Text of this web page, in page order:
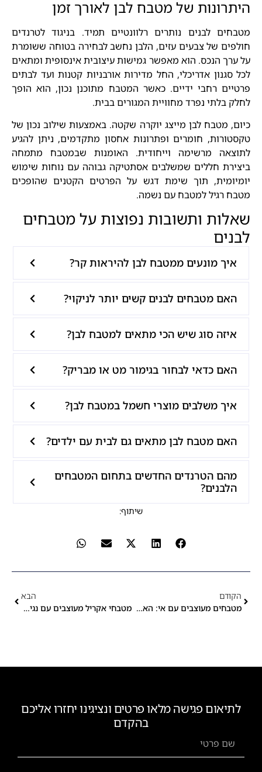
היתרונות של מטבח לבן לאורך זמן
מטבחים לבנים נותרים רלוונטיים תמיד. בניגוד לטרנדים
חולפים של צבעים עזים, הלבן נחשב לבחירה בטוחה ששומרת
על ערך הנכס. הוא מאפשר גמישות עיצובית אינסופית ומתאים
לכל סגנון אדריכלי, החל מדירות אורבניות קטנות ועד לבתים
פרטיים רחבי ידיים. כאשר המטבח מתוכנן נכון, הוא הופך
לחלק בלתי נפרד מחוויית המגורים בבית.
כיום, מטבח לבן מייצג יוקרה שקטה. באמצעות שילוב נכון של
טקסטורות, חומרים ופתרונות אחסון מתקדמים, ניתן להגיע
לתוצאה מרשימה וייחודית. האומנות שבמטבח מתמחה
ביצירת חללים שמשלבים אסתטיקה גבוהה עם נוחות שימוש
יומיומית, תוך שימת דגש על הפרטים הקטנים שהופכים
מטבח רגיל למטבח עם נשמה.
שאלות ותשובות נפוצות על מטבחים
לבנים
איך מונעים ממטבח לבן להיראות קר?
האם מטבחים לבנים קשים יותר לניקוי?
איזה סוג שיש הכי מתאים למטבח לבן?
האם כדאי לבחור בגימור מט או מבריק?
איך משלבים מוצרי חשמל במטבח לבן?
האם מטבח לבן מתאים גם לבית עם ילדים?
מהם הטרנדים החדשים בתחום המטבחים
הלבנים?
שיתוף:
הקודם
מטבחים מעוצבים עם אי: האם זה מתאים לכל בית?
הבא
מטבחי אקריל מעוצבים עם נגיעה אישית
לתיאום פגישה מלאו פרטים ונציגינו יחזרו אליכם
בהקדם